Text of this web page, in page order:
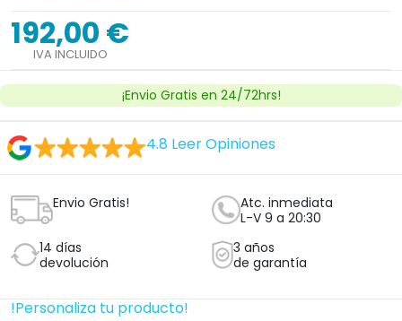
192,00 €
IVA INCLUIDO
¡Envio Gratis en 24/72hrs!
4.8 Leer Opiniones
Envio Gratis!
Atc. inmediata
L-V 9 a 20:30
14 días
devolución
3 años
de garantía
!Personaliza tu producto!